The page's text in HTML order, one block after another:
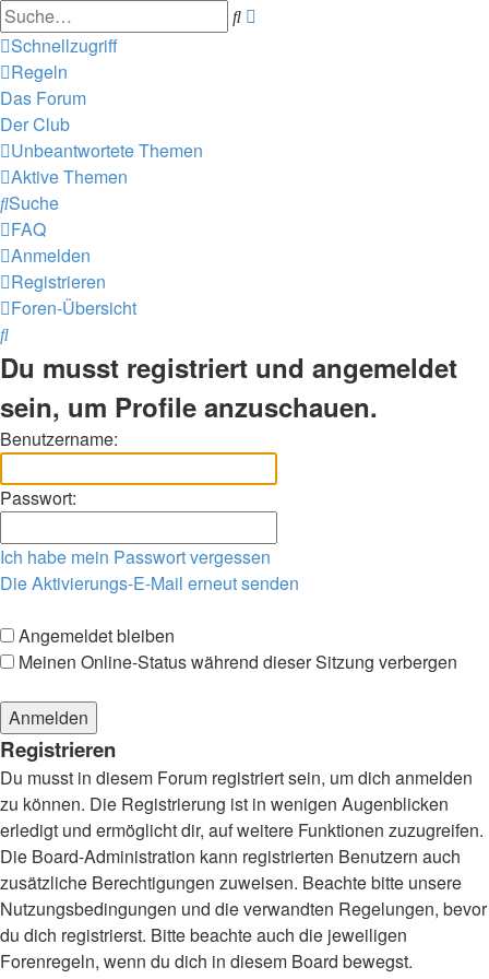
Suche
Schnellzugriff
Regeln
Das Forum
Der Club
Unbeantwortete Themen
Aktive Themen
Suche
FAQ
Anmelden
Registrieren
Foren-Übersicht
Suche
Du musst registriert und angemeldet
sein, um Profile anzuschauen.
Benutzername:
Passwort:
Ich habe mein Passwort vergessen
Die Aktivierungs-E-Mail erneut senden
Angemeldet bleiben
Meinen Online-Status während dieser Sitzung verbergen
Registrieren
Du musst in diesem Forum registriert sein, um dich anmelden
zu können. Die Registrierung ist in wenigen Augenblicken
erledigt und ermöglicht dir, auf weitere Funktionen zuzugreifen.
Die Board-Administration kann registrierten Benutzern auch
zusätzliche Berechtigungen zuweisen. Beachte bitte unsere
Nutzungsbedingungen und die verwandten Regelungen, bevor
du dich registrierst. Bitte beachte auch die jeweiligen
Forenregeln, wenn du dich in diesem Board bewegst.